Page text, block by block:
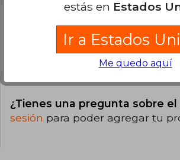
Preguntas y respuestas
¿Tienes una pregunta sobre el
sesión para poder agregar tu
estás en Estados
Ir a Estados
Me quedo aquí